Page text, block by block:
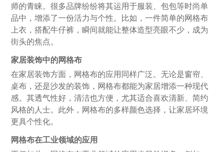
师的青睐。很多品牌纷纷将其运用于服装、包包等时尚单
品中，增添了一份活力与个性。比如，一件简单的网格布
上衣，搭配牛仔裤，瞬间就能让整体造型亮眼不少，成为
街头的焦点。
家居装饰中的网格布
在家居装饰方面，网格布的应用同样广泛。无论是窗帘、
桌布，还是沙发的装饰，网格布都能为家居增添一种现代
感。其透气性好，清洁也方便，尤其适合喜欢清新、简约
风格的人士。此外，网格布的多样颜色选择，让家居环境
更具个性化。
网格布在工业领域的应用